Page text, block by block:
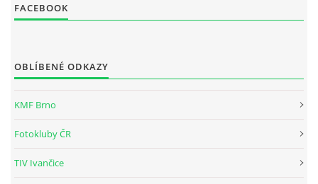
kontaktní osoba:
© 2026 eStránky.cz
FACEBOOK
OBLÍBENÉ ODKAZY
KMF Brno
Fotokluby ČR
TIV Ivančice